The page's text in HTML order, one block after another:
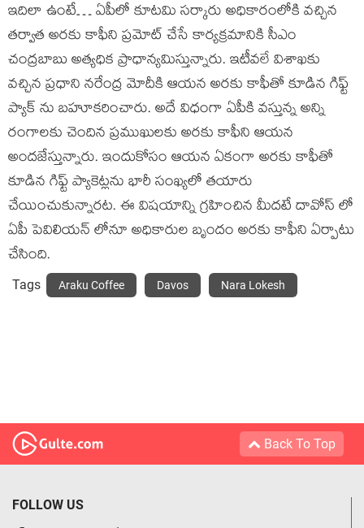
ఇదిలా ఉంటే… ఏపీలో కూటమి సర్కారు అధికారంలోకి వచ్చిన
తర్వాత అరకు కాఫీని ప్రమోట్ చేసే కార్యక్రమానికి సీఎం
చంద్రబాబు అత్యధిక ప్రాధాన్యమిస్తున్నారు. ఇటీవలే విశాఖకు
వచ్చిన ప్రధాని నరేంద్ర మోదీకి ఆయన అరకు కాఫీతో కూడిన గిఫ్ట్
ప్యాక్ ను బహూకరించారు. అదే విధంగా ఏపీకి వస్తున్న అన్ని
రంగాలకు చెందిన ప్రముఖులకు అరకు కాఫీని ఆయన
అందజేస్తున్నారు. ఇందుకోసం ఆయన ఏకంగా అరకు కాఫీతో
కూడిన గిఫ్ట్ ప్యాకెట్లను భారీ సంఖ్యలో తయారు
చేయించుకున్నారట. ఈ విషయాన్ని గ్రహించిన మీదటే దావోస్ లో
ఏపీ పెవిలియన్ లోనూ అధికారుల బృందం అరకు కాఫీని ఏర్పాటు
చేసింది.
Tags Araku Coffee Davos Nara Lokesh
Back To Top
FOLLOW US